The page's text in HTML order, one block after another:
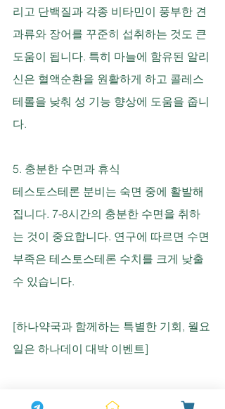
리고 단백질과 각종 비타민이 풍부한 견
과류와 장어를 꾸준히 섭취하는 것도 큰
도움이 됩니다. 특히 마늘에 함유된 알리
신은 혈액순환을 원활하게 하고 콜레스
테롤을 낮춰 성 기능 향상에 도움을 줍니
다.
5. 충분한 수면과 휴식
테스토스테론 분비는 숙면 중에 활발해
집니다. 7-8시간의 충분한 수면을 취하
는 것이 중요합니다. 연구에 따르면 수면
부족은 테스토스테론 수치를 크게 낮출
수 있습니다.
[하나약국과 함께하는 특별한 기회, 월요
일은 하나데이 대박 이벤트]